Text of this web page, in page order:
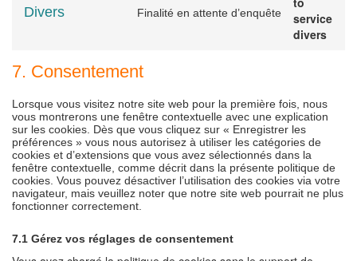
Divers Finalité en attente d’enquête
service
divers
7. Consentement
Lorsque vous visitez notre site web pour la première fois, nous
vous montrerons une fenêtre contextuelle avec une explication
sur les cookies. Dès que vous cliquez sur « Enregistrer les
préférences » vous nous autorisez à utiliser les catégories de
cookies et d’extensions que vous avez sélectionnés dans la
fenêtre contextuelle, comme décrit dans la présente politique de
cookies. Vous pouvez désactiver l’utilisation des cookies via votre
navigateur, mais veuillez noter que notre site web pourrait ne plus
fonctionner correctement.
7.1 Gérez vos réglages de consentement